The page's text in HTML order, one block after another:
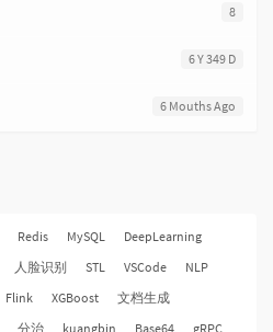
8
6 Y 349 D
6 Mouths Ago
Redis MySQL
DeepLearning
人脸识别 STL VSCode
NLP
Flink XGBoost
文档生成
分治 kuangbin Base64 gRPC